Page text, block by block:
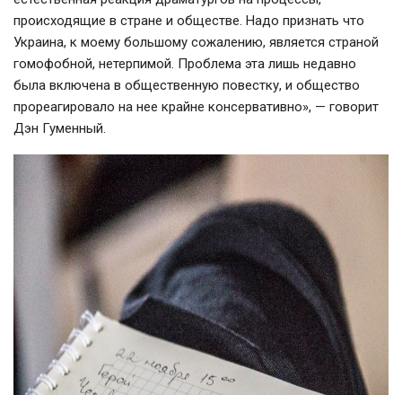
происходящие в стране и обществе. Надо признать что
Украина, к моему большому сожалению, является страной
гомофобной, нетерпимой. Проблема эта лишь недавно
была включена в общественную повестку, и общество
прореагировало на нее крайне консервативно», — говорит
Дэн Гуменный.